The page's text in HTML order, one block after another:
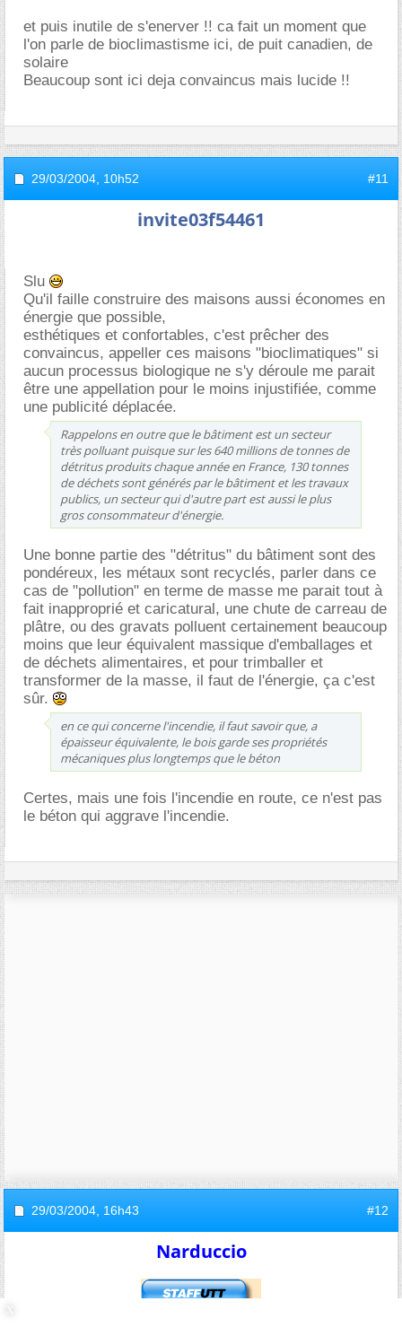
et puis inutile de s'enerver !! ca fait un moment que
l'on parle de bioclimastisme ici, de puit canadien, de
solaire
Beaucoup sont ici deja convaincus mais lucide !!
29/03/2004, 10h52 #11
invite03f54461
Slu
Qu'il faille construire des maisons aussi économes en
énergie que possible,
esthétiques et confortables, c'est prêcher des
convaincus, appeller ces maisons "bioclimatiques" si
aucun processus biologique ne s'y déroule me parait
être une appellation pour le moins injustifiée, comme
une publicité déplacée.
Rappelons en outre que le bâtiment est un secteur
très polluant puisque sur les 640 millions de tonnes de
détritus produits chaque année en France, 130 tonnes
de déchets sont générés par le bâtiment et les travaux
publics, un secteur qui d'autre part est aussi le plus
gros consommateur d'énergie.
Une bonne partie des "détritus" du bâtiment sont des
pondéreux, les métaux sont recyclés, parler dans ce
cas de "pollution" en terme de masse me parait tout à
fait inapproprié et caricatural, une chute de carreau de
plâtre, ou des gravats polluent certainement beaucoup
moins que leur équivalent massique d'emballages et
de déchets alimentaires, et pour trimballer et
transformer de la masse, il faut de l'énergie, ça c'est
sûr.
en ce qui concerne l'incendie, il faut savoir que, a
épaisseur équivalente, le bois garde ses propriétés
mécaniques plus longtemps que le béton
Certes, mais une fois l'incendie en route, ce n'est pas
le béton qui aggrave l'incendie.
29/03/2004, 16h43 #12
Narduccio